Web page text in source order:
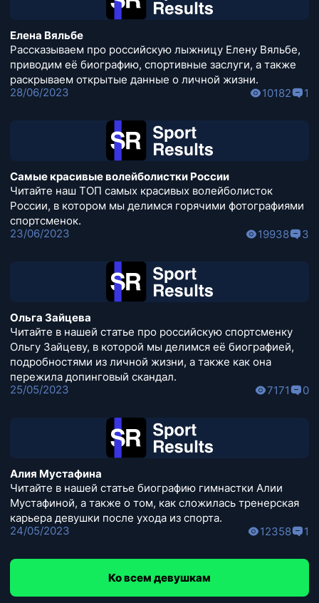
Елена Вяльбе
Рассказываем про российскую лыжницу Елену Вяльбе,
приводим её биографию, спортивные заслуги, а также
раскрываем открытые данные о личной жизни.
28/06/2023
10182 1
Самые красивые волейболистки России
Читайте наш ТОП самых красивых волейболисток
России, в котором мы делимся горячими фотографиями
спортсменок.
23/06/2023
19938 3
Ольга Зайцева
Читайте в нашей статье про российскую спортсменку
Ольгу Зайцеву, в которой мы делимся её биографией,
подробностями из личной жизни, а также как она
пережила допинговый скандал.
25/05/2023
7171 0
Алия Мустафина
Читайте в нашей статье биографию гимнастки Алии
Мустафиной, а также о том, как сложилась тренерская
карьера девушки после ухода из спорта.
24/05/2023
12358 1
Ко всем девушкам